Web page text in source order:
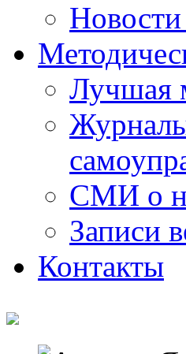
Лучшая
Журналы
СМИ о
Записи
Контакты